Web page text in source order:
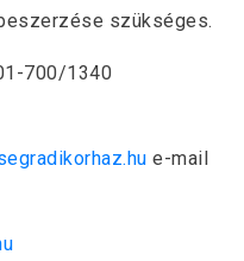
szükséges.
700/1340
e-mail